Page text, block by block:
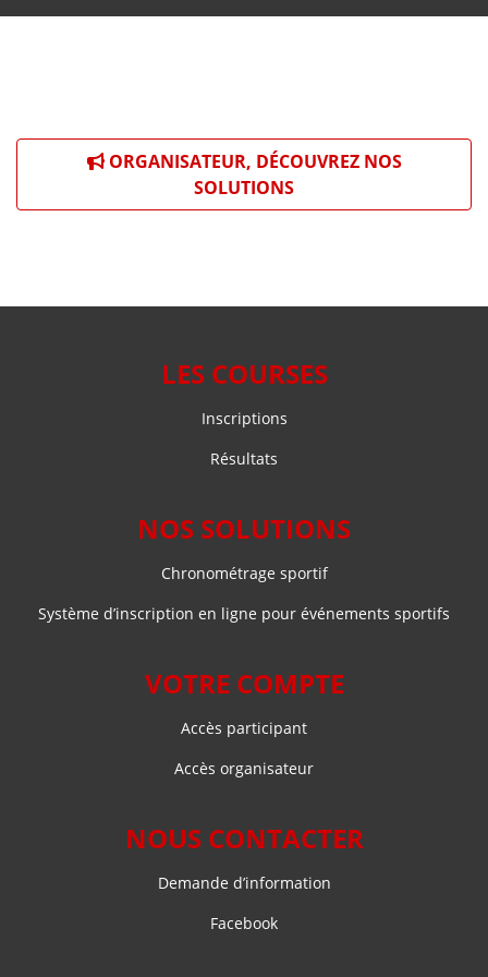
ORGANISATEUR, DÉCOUVREZ NOS
SOLUTIONS
LES COURSES
Inscriptions
Résultats
NOS SOLUTIONS
Chronométrage sportif
Système d’inscription en ligne pour événements sportifs
VOTRE COMPTE
Accès participant
Accès organisateur
NOUS CONTACTER
Demande d’information
Facebook